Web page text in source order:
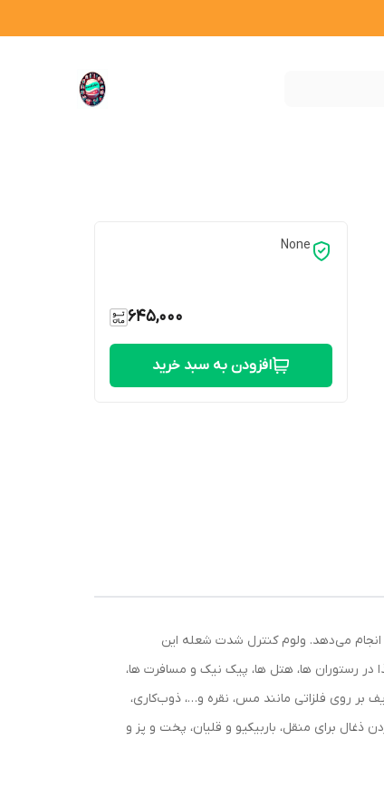
None
645,000
افزودن به سبد خرید
خود را انجام می‌دهد. ولوم کنترل شدت شعله این
پخت و تزیین غذا در رستوران ها، هتل ها، پیک نیک و مسافرت ها،
بر روی فلزاتی مانند مس، نقره و…، ذوب‌کاری،
ذغال برای منقل، باربیکیو و قلیان، پخت و پز و